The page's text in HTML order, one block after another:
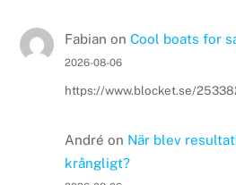
Fabian on Cool boats for
2026-08-06
https://www.blocket.se/
André on När blev
krångligt?